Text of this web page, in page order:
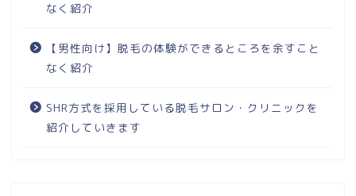
なく紹介
【男性向け】脱毛の体験ができるところを余すこと
なく紹介
SHR方式を採用している脱毛サロン・クリニックを
紹介していきます